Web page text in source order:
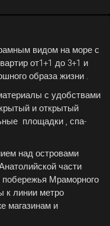
видом на море с
от1+1 до 3+1 и
образа жизни .
с удобствами
и открытый
площадки , спа-
над островами
части
Мраморного
к линии метро
магазинам и